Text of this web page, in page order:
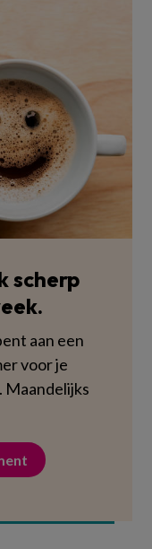
scherp
aan een
voor je
Maandelijks